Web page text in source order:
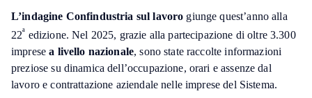
L’indagine Confindustria sul lavoro giunge quest’anno alla
22ª edizione. Nel 2025, grazie alla partecipazione di oltre 3.300
impresea livello nazionale, sono state raccolte informazioni
preziose su dinamica dell’occupazione, orari e assenze dal
lavoro e contrattazione aziendale nelle imprese del Sistema.